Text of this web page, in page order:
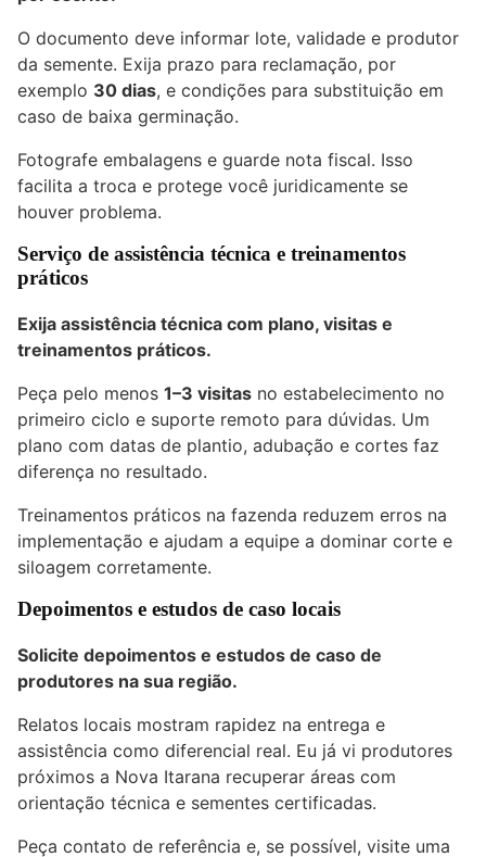
O documento deve informar lote, validade e produtor
da semente. Exija prazo para reclamação, por
exemplo 30 dias, e condições para substituição em
caso de baixa germinação.
Fotografe embalagens e guarde nota fiscal. Isso
facilita a troca e protege você juridicamente se
houver problema.
Serviço de assistência técnica e treinamentos
práticos
Exija assistência técnica com plano, visitas e
treinamentos práticos.
Peça pelo menos 1–3 visitas no estabelecimento no
primeiro ciclo e suporte remoto para dúvidas. Um
plano com datas de plantio, adubação e cortes faz
diferença no resultado.
Treinamentos práticos na fazenda reduzem erros na
implementação e ajudam a equipe a dominar corte e
siloagem corretamente.
Depoimentos e estudos de caso locais
Solicite depoimentos e estudos de caso de
produtores na sua região.
Relatos locais mostram rapidez na entrega e
assistência como diferencial real. Eu já vi produtores
próximos a Nova Itarana recuperar áreas com
orientação técnica e sementes certificadas.
Peça contato de referência e, se possível, visite uma